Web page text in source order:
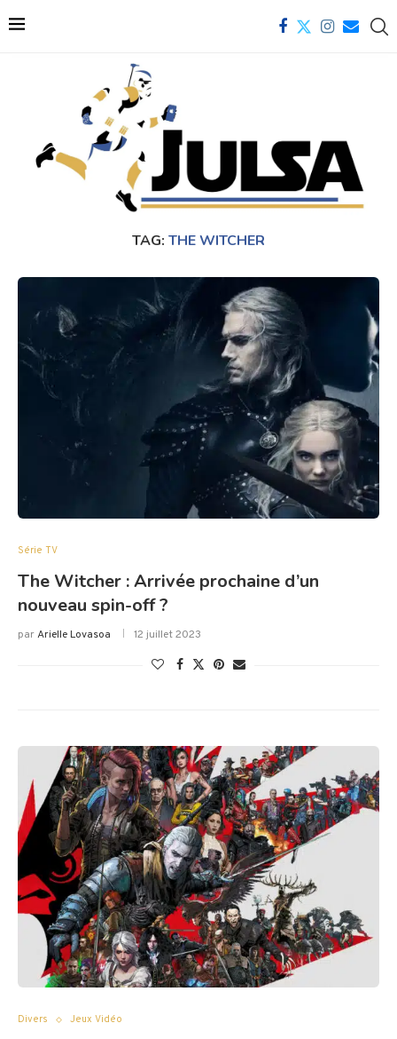
TAG: THE WITCHER
Série TV
The Witcher : Arrivée prochaine d’un
nouveau spin-off ?
parArielle Lovasoa 12 juillet 2023
Divers Jeux Vidéo